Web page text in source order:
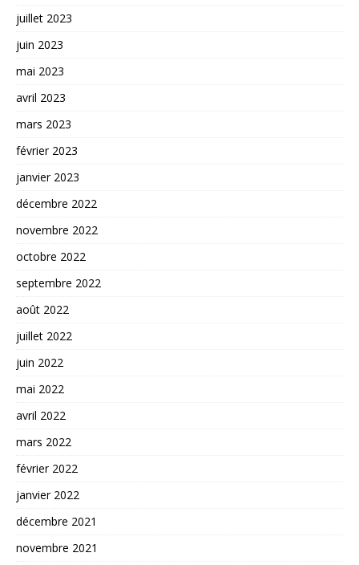
juillet 2023
juin 2023
mai 2023
avril 2023
mars 2023
février 2023
janvier 2023
décembre 2022
novembre 2022
octobre 2022
septembre 2022
août 2022
juillet 2022
juin 2022
mai 2022
avril 2022
mars 2022
février 2022
janvier 2022
décembre 2021
novembre 2021